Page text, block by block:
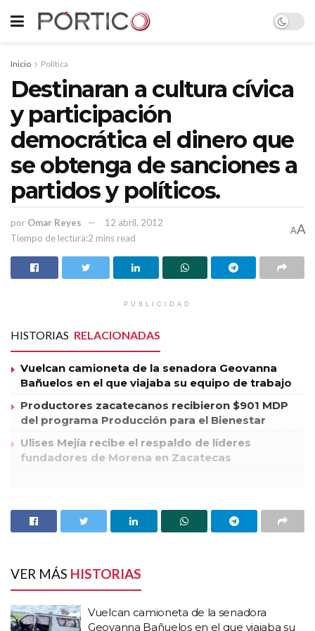
Inicio Política
Destinaran a cultura cívica
y participación
democrática el dinero que
se obtenga de sanciones a
partidos y políticos.
por Omar Reyes
12 abril, 2012
Tiempo de lectura:2 mins read
AA
PUBLICIDAD
HISTORIAS RELACIONADAS
Vuelcan camioneta de la senadora Geovanna
Bañuelos en el que viajaba su equipo de trabajo
Productores zacatecanos recibieron $901 MDP
del programa Producción para el Bienestar
Ulises Mejía recibe el respaldo de líderes
fundadores de Morena en Zacatecas
de la Ley Orgánica del Instituto Electoral del Estado de
Zacatecas (IEEZ), el Consejo General aprobó destinar la
cultura cívica y participación democrática con perspectiva de
género.
Dicho monto es el resultado de las multas impuestas a los
VER MÁS HISTORIAS
Vuelcan camioneta de la senadora
Geovanna Bañuelos en el que viajaba su